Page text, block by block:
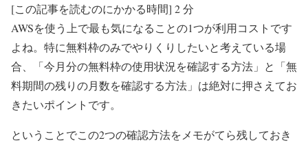
[この記事を読むのにかかる時間] 2分
AWSを使う上で最も気になることの1つが利用コストです
よね。特に無料枠のみでやりくりしたいと考えている場
合、「今月分の無料枠の使用状況を確認する方法」と「無
料期間の残りの月数を確認する方法」は絶対に押さえてお
きたいポイントです。
ということでこの2つの確認方法をメモがてら残しておき